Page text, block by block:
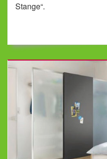
Stange“.